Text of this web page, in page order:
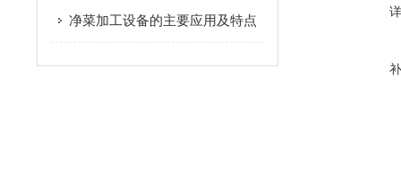
净菜加工设备的主要应用及特点